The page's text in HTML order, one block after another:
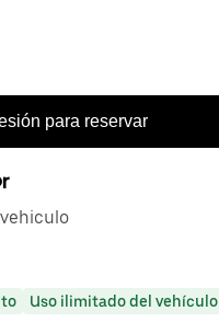
para reservar
Uso ilimitado del vehículo